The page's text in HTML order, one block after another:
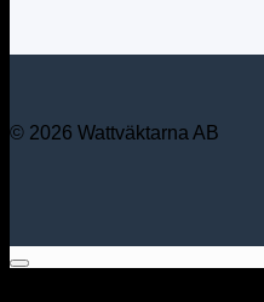
© 2026 Wattväktarna AB